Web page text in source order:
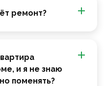
ремонт?
и я не знаю
поменять?